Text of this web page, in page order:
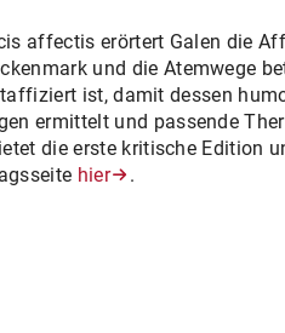
affectis erörtert Galen die
und die Atemwege
ist, damit dessen
ermittelt und passende
die erste kritische Edition
hier .